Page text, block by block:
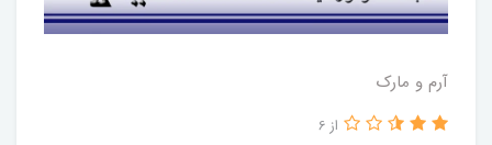
آرم و مارک
از 6